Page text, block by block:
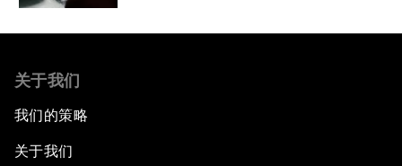
关于我们
我们的策略
关于我们